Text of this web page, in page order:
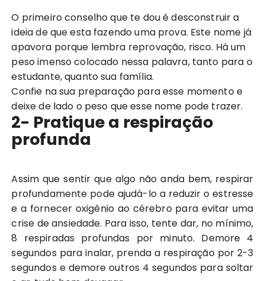
O primeiro conselho que te dou é desconstruir a
ideia de que esta fazendo uma prova. Este nome já
apavora porque lembra reprovação, risco. Há um
peso imenso colocado nessa palavra, tanto para o
estudante, quanto sua família.
Confie na sua preparação para esse momento e
deixe de lado o peso que esse nome pode trazer.
2- Pratique a respiração
profunda
Assim que sentir que algo não anda bem, respirar
profundamente pode ajudá-lo a reduzir o estresse
e a fornecer oxigênio ao cérebro para evitar uma
crise de ansiedade. Para isso, tente dar, no mínimo,
8 respiradas profundas por minuto. Demore 4
segundos para inalar, prenda a respiração por 2-3
segundos e demore outros 4 segundos para soltar